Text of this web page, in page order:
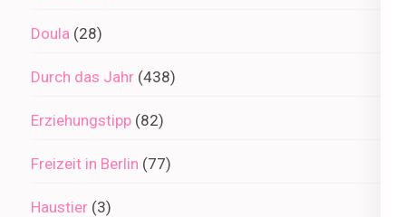
Doula (28)
Durch das Jahr (438)
Erziehungstipp (82)
Freizeit in Berlin (77)
Haustier (3)